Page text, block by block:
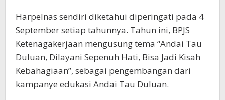
Harpelnas sendiri diketahui diperingati pada 4
September setiap tahunnya. Tahun ini, BPJS
Ketenagakerjaan mengusung tema “Andai Tau
Duluan, Dilayani Sepenuh Hati, Bisa Jadi Kisah
Kebahagiaan”, sebagai pengembangan dari
kampanye edukasi Andai Tau Duluan.